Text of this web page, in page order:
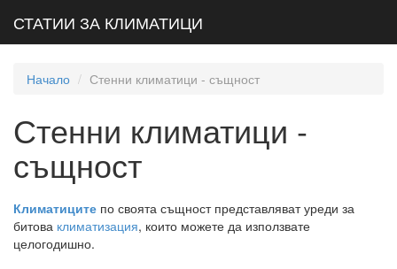
СТАТИИ ЗА КЛИМАТИЦИ
Начало Стенни климатици - същност
Стенни климатици -
същност
Климатиците по своята същност представляват уреди за
битова климатизация, които можете да използвате
целогодишно.